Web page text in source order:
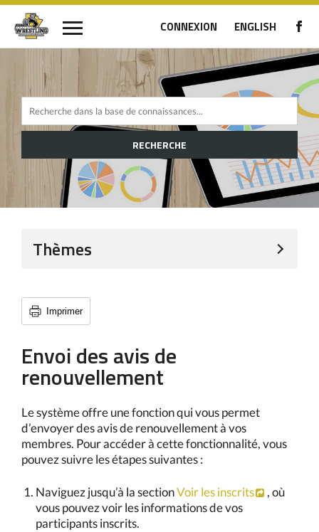
CONNEXION ENGLISH
RECHERCHE
Thèmes
Imprimer
Envoi des avis de
renouvellement
Le système offre une fonction qui vous permet
d’envoyer des avis de renouvellement à vos
membres. Pour accéder à cette fonctionnalité, vous
pouvez suivre les étapes suivantes :
Naviguez jusqu’à la sectionVoir les inscrits
, où
vous pouvez voir les informations de vos
participants inscrits.